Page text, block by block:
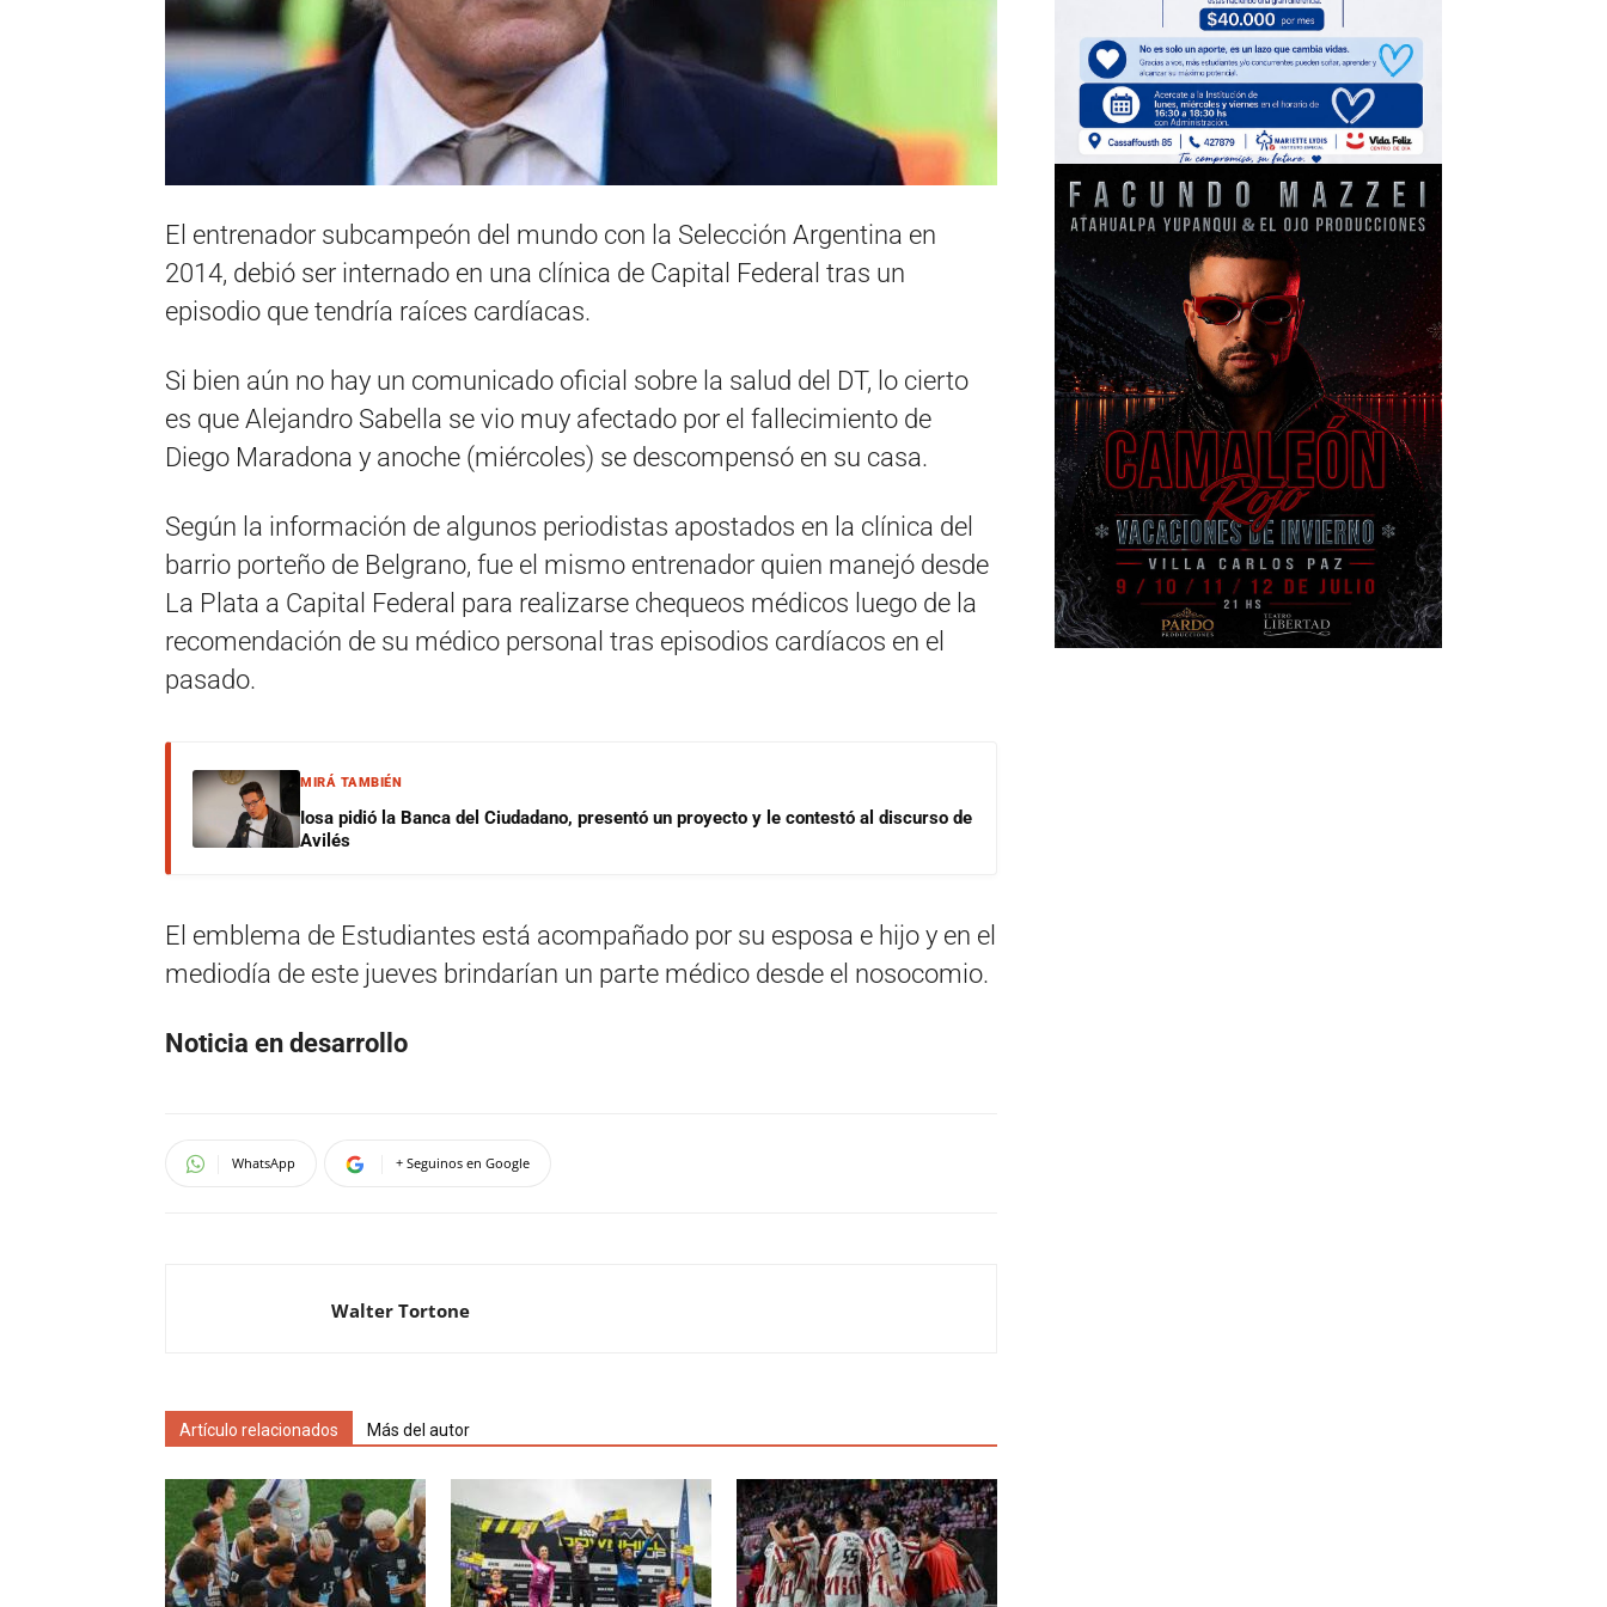
El entrenador subcampeón del mundo con la Selección Argentina en
2014, debió ser internado en una clínica de Capital Federal tras un
episodio que tendría raíces cardíacas.
Si bien aún no hay un comunicado oficial sobre la salud del DT, lo cierto
es que Alejandro Sabella se vio muy afectado por el fallecimiento de
Diego Maradona y anoche (miércoles) se descompensó en su casa.
Según la información de algunos periodistas apostados en la clínica del
barrio porteño de Belgrano, fue el mismo entrenador quien manejó desde
La Plata a Capital Federal para realizarse chequeos médicos luego de la
recomendación de su médico personal tras episodios cardíacos en el
pasado.
MIRÁ TAMBIÉN
Iosa pidió la Banca del Ciudadano, presentó un proyecto y le contestó al discurso de
Avilés
El emblema de Estudiantes está acompañado por su esposa e hijo y en el
mediodía de este jueves brindarían un parte médico desde el nosocomio.
Noticia en desarrollo
WhatsApp + Seguinos en Google
Walter Tortone
Artículo relacionados Más del autor